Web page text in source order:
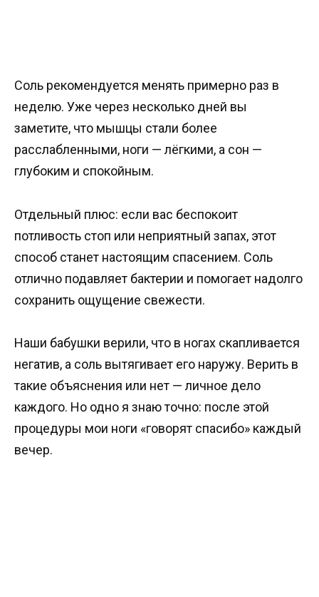
Соль рекомендуется менять примерно раз в
неделю. Уже через несколько дней вы
заметите, что мышцы стали более
расслабленными, ноги — лёгкими, а сон —
глубоким и спокойным.
Отдельный плюс: если вас беспокоит
потливость стоп или неприятный запах, этот
способ станет настоящим спасением. Соль
отлично подавляет бактерии и помогает надолго
сохранить ощущение свежести.
Наши бабушки верили, что в ногах скапливается
негатив, а соль вытягивает его наружу. Верить в
такие объяснения или нет — личное дело
каждого. Но одно я знаю точно: после этой
процедуры мои ноги «говорят спасибо» каждый
вечер.